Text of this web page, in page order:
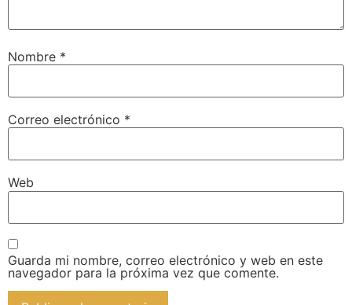
Nombre *
Correo electrónico *
Web
Guarda mi nombre, correo electrónico y web en este
navegador para la próxima vez que comente.